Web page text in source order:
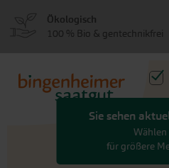
Hauptinhalt
Sie sehen
Wählen
für größere
Ökologisch
100 % Bio & gentechnikfrei